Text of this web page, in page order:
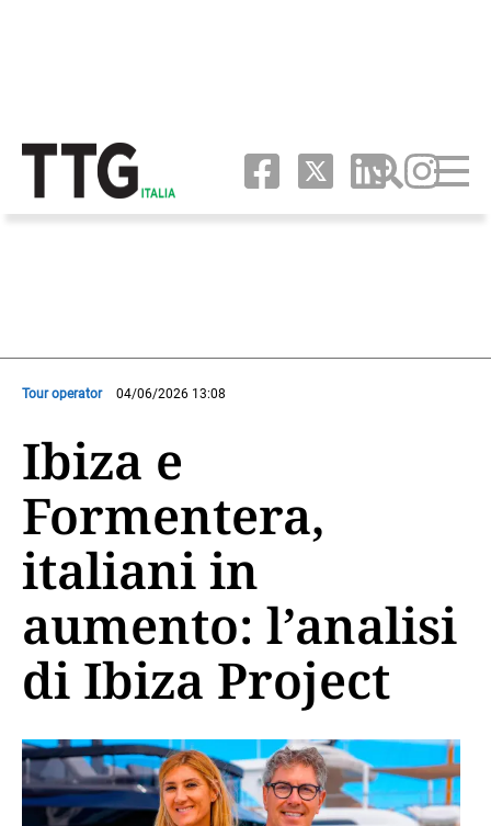
Tour operator 04/06/2026 13:08
Ibiza e
Formentera,
italiani in
aumento: l’analisi
di Ibiza Project